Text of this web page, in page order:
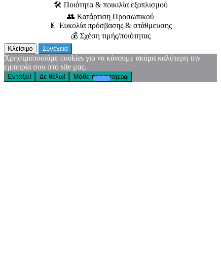
🛠 Ποιότητα & ποικιλία εξοπλισμού
👥 Κατάρτιση Προσωπικού
🚪 Ευκολία πρόσβασης & στάθμευσης
💰 Σχέση τιμής/ποιότητας
Κλείσιμο Συνέχεια
Χρησιμοποιούμε cookies για να κάνουμε ακόμα καλύτερη την
εμπειρία σου στο site μας.
Εντάξει! Δε θέλω! Μάθε περισσότερα